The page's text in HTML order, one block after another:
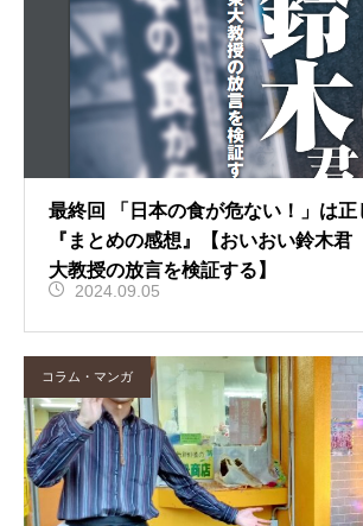
最終回 「日本の食が危ない！」は正
『まとめの感想』【おいおい鈴木
大教授の放言を検証する】
2024.09.05
コラム・マンガ